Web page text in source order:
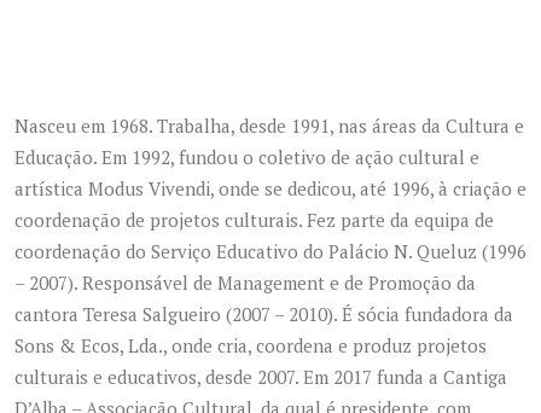
Nasceu em 1968. Trabalha, desde 1991, nas áreas da Cultura e
Educação. Em 1992, fundou o coletivo de ação cultural e
artística Modus Vivendi, onde se dedicou, até 1996, à criação e
coordenação de projetos culturais. Fez parte da equipa de
coordenação do Serviço Educativo do Palácio N. Queluz (1996
– 2007). Responsável de Management e de Promoção da
cantora Teresa Salgueiro (2007 – 2010). É sócia fundadora da
Sons & Ecos, Lda., onde cria, coordena e produz projetos
culturais e educativos, desde 2007. Em 2017 funda a Cantiga
D’Alba – Associação Cultural, da qual é presidente, com